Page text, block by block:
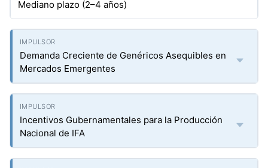
Mediano plazo (2–4 años)
Demanda Creciente de Genéricos Asequibles en
Mercados Emergentes
Incentivos Gubernamentales para la Producción
Nacional de IFA